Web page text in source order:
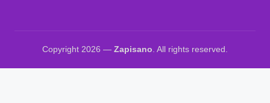
Copyright 2026 — Zapisano. All rights reserved.